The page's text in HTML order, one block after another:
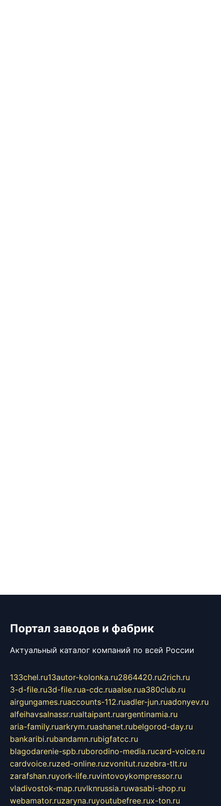
Портал заводов и фабрик
Актуальный каталог компаний по всей России
133chel.ru13autor-kolonka.ru2864420.ru2rich.ru
3-d-file.ru3d-file.rua-cdc.ruaalse.rua380club.ru
airgungames.ruaccounts-112.ruadler-jun.ruadonyev.ru
alfeihavsalnassr.rualtaipant.ruargentinamia.ru
aria-family.ruarkrym.ruashanet.rubelgorod-day.ru
bankaribi.rubandamn.rubigfatcc.ru
blagodarenie-spb.ruborodino-media.rucard-voice.ru
cardvoice.ruzed-online.ruzvonitut.ruzebra-tlt.ru
zarafshan.ruyork-life.ruvintovoykompressor.ru
vladivostok-map.ruvlknrussia.ruwasabi-shop.ru
webamator.ruzaryna.ruyoutubefree.rux-ton.ru